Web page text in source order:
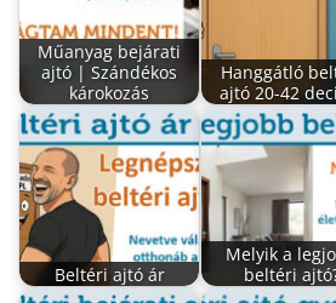
Műanyag bejárati
ajtó | Szándékos
károkozás
Hanggátló
ajtó 20-42
Beltéri ajtó ár
Melyik a
beltéri